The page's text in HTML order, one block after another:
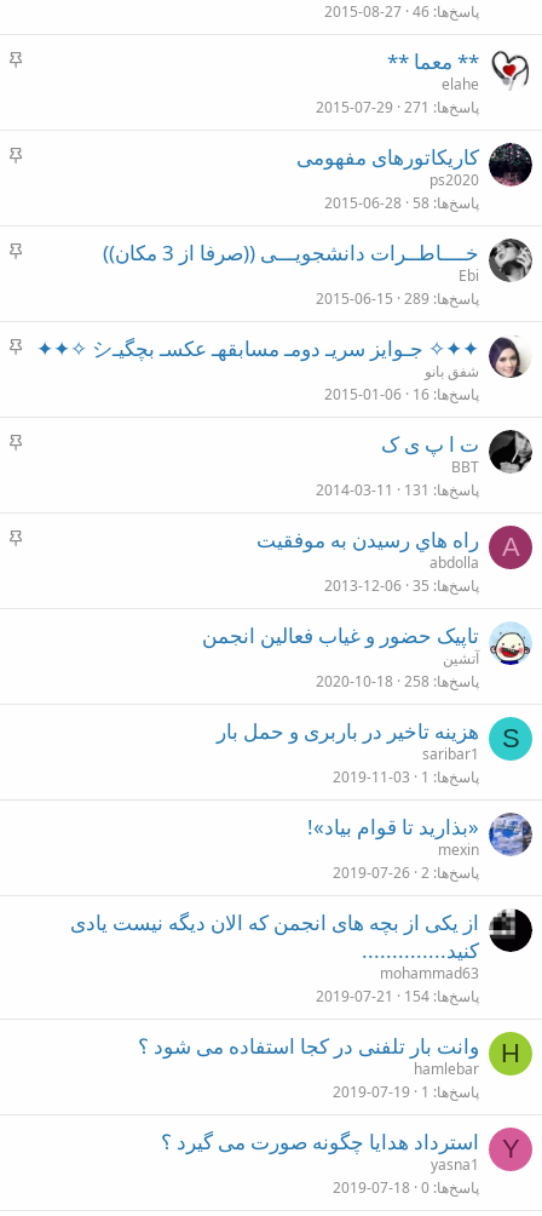
پاسخ‌ها 46
2015-08-27
چ
** معما **
elahe
پاسخ‌ها 271
2015-07-29
چ
کاریکاتورهای مفهومی
ps2020
پاسخ‌ها 58
2015-06-28
چ
خــــاطــرات دانشجویـــی ((صرفا از 3 مکان))
Ebi
پاسخ‌ها 289
2015-06-15
چ
✦✦✧ جـوایز سریـ دومـ مسابقهـ عکسـ بچگیـシ ✧✦✦
شفق بانو
پاسخ‌ها 16
2015-01-06
چ
ت ا پ ی ک
BBT
پاسخ‌ها 131
2014-03-11
A
چ
راه هاي رسيدن به موفقيت
abdolla
پاسخ‌ها 35
2013-12-06
تاپیک حضور و غیاب فعالین انجمن
آتشین
پاسخ‌ها 258
2020-10-18
S هزینه تاخیر در باربری و حمل بار
saribar1
پاسخ‌ها 1
2019-11-03
«بذارید تا قوام بیاد»!
mexin
پاسخ‌ها 2
2019-07-26
از یکی از بچه های انجمن که الان دیگه نیست یادی
کنید..............
mohammad63
پاسخ‌ها 154
2019-07-21
H وانت بار تلفنی در کجا استفاده می شود ؟
hamlebar
پاسخ‌ها 1
2019-07-19
Y استرداد هدایا چگونه صورت می گیرد ؟
yasna1
پاسخ‌ها 0
2019-07-18